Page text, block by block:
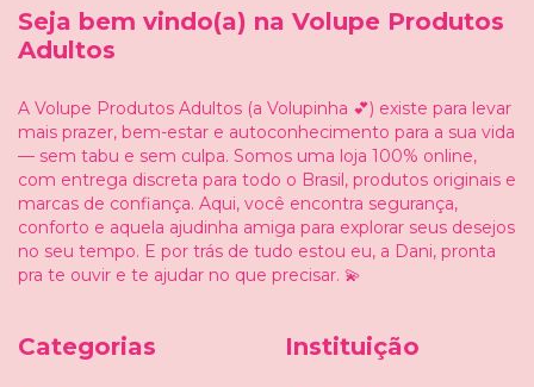
Seja bem vindo(a) na Volupe Produtos
Adultos
A Volupe Produtos Adultos (a Volupinha 💕) existe para levar
mais prazer, bem-estar e autoconhecimento para a sua vida
— sem tabu e sem culpa. Somos uma loja 100% online,
com entrega discreta para todo o Brasil, produtos originais e
marcas de confiança. Aqui, você encontra segurança,
conforto e aquela ajudinha amiga para explorar seus desejos
no seu tempo. E por trás de tudo estou eu, a Dani, pronta
pra te ouvir e te ajudar no que precisar. 💫
Categorias Instituição